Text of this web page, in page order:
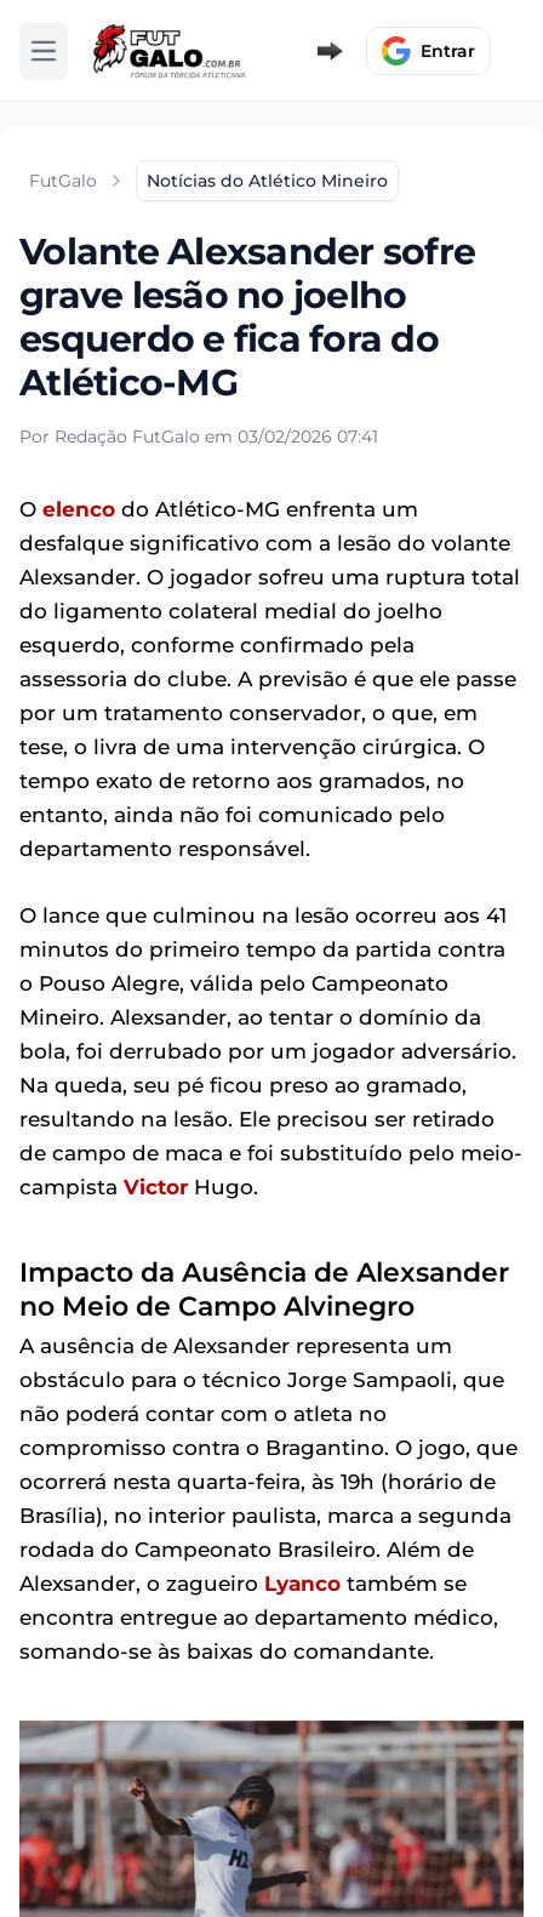
Abrir menu Entrar
FutGalo Notícias do Atlético Mineiro
Volante Alexsander sofre
grave lesão no joelho
esquerdo e fica fora do
Atlético-MG
Por Redação FutGalo em 03/02/2026 07:41
O elenco do Atlético-MG enfrenta um
desfalque significativo com a lesão do volante
Alexsander. O jogador sofreu uma ruptura total
do ligamento colateral medial do joelho
esquerdo, conforme confirmado pela
assessoria do clube. A previsão é que ele passe
por um tratamento conservador, o que, em
tese, o livra de uma intervenção cirúrgica. O
tempo exato de retorno aos gramados, no
entanto, ainda não foi comunicado pelo
departamento responsável.
O lance que culminou na lesão ocorreu aos 41
minutos do primeiro tempo da partida contra
o Pouso Alegre, válida pelo Campeonato
Mineiro. Alexsander, ao tentar o domínio da
bola, foi derrubado por um jogador adversário.
Na queda, seu pé ficou preso ao gramado,
resultando na lesão. Ele precisou ser retirado
de campo de maca e foi substituído pelo meio-
campista Victor Hugo.
Impacto da Ausência de Alexsander
no Meio de Campo Alvinegro
A ausência de Alexsander representa um
obstáculo para o técnico Jorge Sampaoli, que
não poderá contar com o atleta no
compromisso contra o Bragantino. O jogo, que
ocorrerá nesta quarta-feira, às 19h (horário de
Brasília), no interior paulista, marca a segunda
rodada do Campeonato Brasileiro. Além de
Alexsander, o zagueiro Lyanco também se
encontra entregue ao departamento médico,
somando-se às baixas do comandante.